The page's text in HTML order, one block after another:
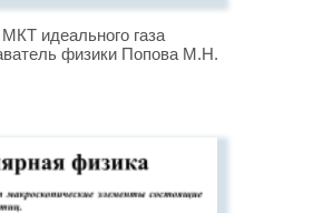
идеального газа
физики Попова М.Н.